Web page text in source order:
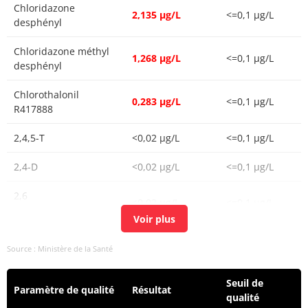
Chloridazone
desphényl
2,135 µg/L <=0,1 µg/L
Chloridazone méthyl
desphényl
1,268 µg/L <=0,1 µg/L
Chlorothalonil
R417888
0,283 µg/L <=0,1 µg/L
2,4,5-T <0,02 µg/L <=0,1 µg/L
2,4-D <0,02 µg/L <=0,1 µg/L
2,6
<0,02 µg/L
Atrazine-2-hydroxy <0,02 µg/L <=0,1 µg/L
Acétochlore <0,02 µg/L <=0,1 µg/L
Source : Ministère de la Santé
Paramètre de qualité Résultat
Seuil de
qualité